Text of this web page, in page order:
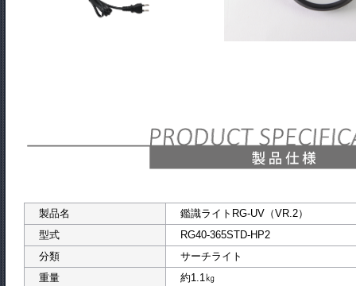
製品名
鑑識ライトRG-UV（VR.2）
型式
RG40-
分類
サーチライト
重量
約1.1㎏